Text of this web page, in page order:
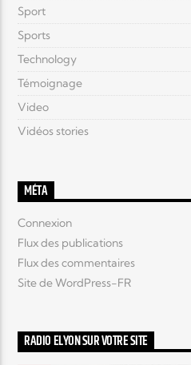
Sport
Sports
Technology
Témoignage
Video
Vidéos stories
MÉTA
Connexion
Flux des publications
Flux des commentaires
Site de WordPress-FR
RADIO ELYON SUR VOTRE SITE